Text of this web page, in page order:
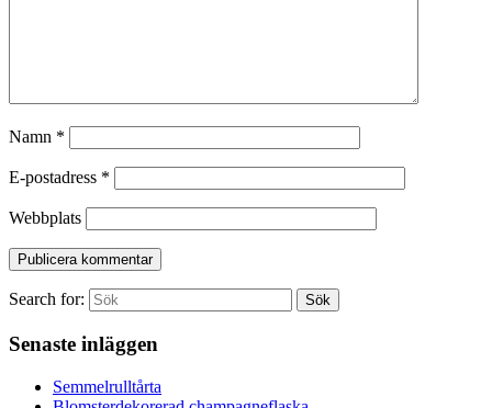
Namn *
E-postadress *
Webbplats
Search for: Sök
Senaste inläggen
Semmelrulltårta